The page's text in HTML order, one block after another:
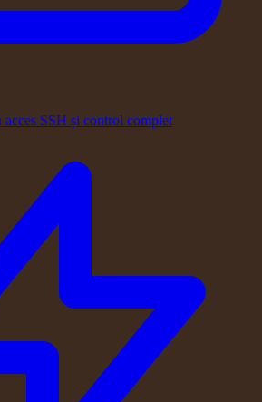
SSH și control complet